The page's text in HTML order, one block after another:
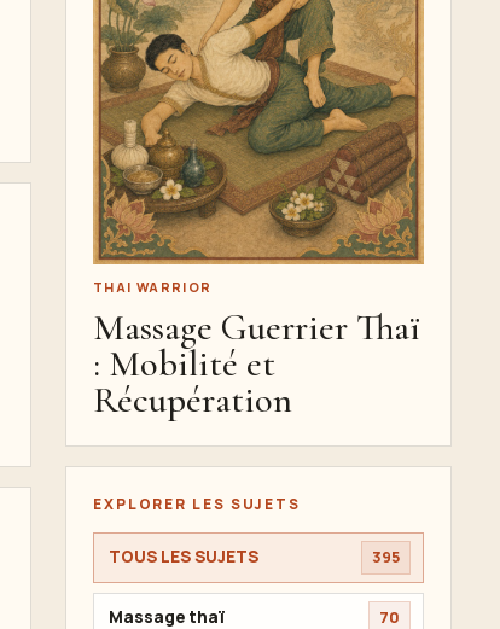
THAI WARRIOR
Massage Guerrier Thaï
: Mobilité et
Récupération
EXPLORER LES SUJETS
TOUS LES SUJETS 395
Massage thaï 70